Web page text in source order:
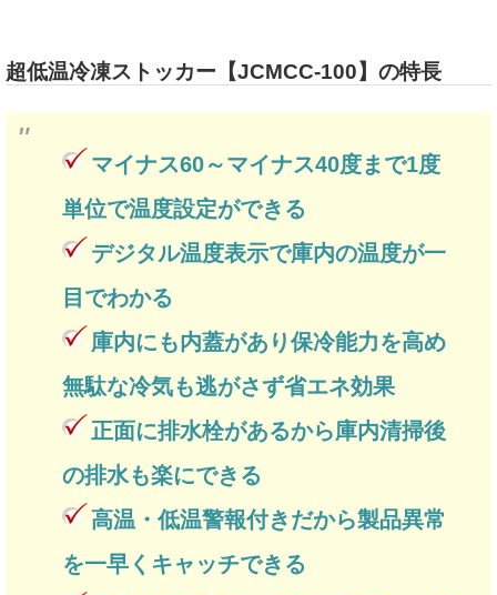
超低温冷凍ストッカー【JCMCC-100】の特長
マイナス60～マイナス40度まで1度
単位で温度設定ができる
デジタル温度表示で庫内の温度が一
目でわかる
庫内にも内蓋があり保冷能力を高め
無駄な冷気も逃がさず省エネ効果
正面に排水栓があるから庫内清掃後
の排水も楽にできる
高温・低温警報付きだから製品異常
を一早くキャッチできる